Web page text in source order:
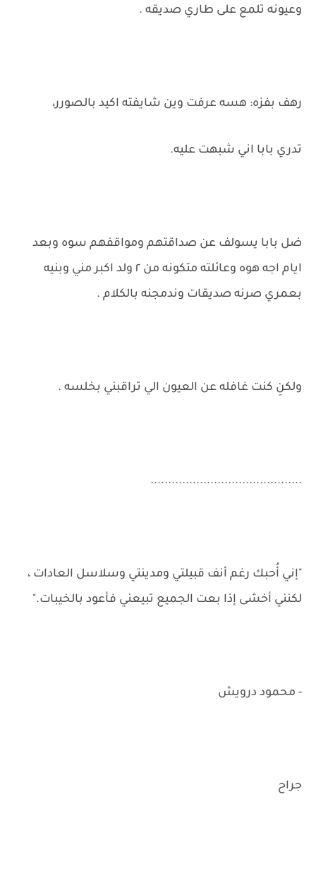
وعيونه تلمع على طاري صديقه .
رهف بفزه: هسه عرفت وين شايفته اكيد بالصورر،
تدري بابا اني شبهت عليه.
ضل بابا يسولف عن صداقتهم ومواقفهم سوه وبعد
ايام اجه هوه وعائلته متكونه من ٢ ولد اكبر مني وبنيه
بعمري صرنه صديقات وندمجنه بالكلام .
ولكنِ كنت غافله عن العيون الي تراقبني بخلسه .
...........................................
"إني أُحبك رغم أنف قبيلتي ومدينتي وسلاسل العادات ،
لكنني أخشى إذا بعت الجميع تبيعني فأعود بالخيبات."
- محمود درويش
جراح